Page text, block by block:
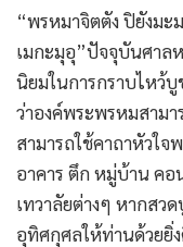
“พรหมาจิตตัง ปิยังม
เมกะมุอุ”ปัจจุบันศาล
นิยมในการกราบไหว้
ว่าองค์พระพรหมสาม
สามารถใช้คาถาหัวใ
อาคาร ตึก หมู่บ้าน คอ
เทวาลัยต่างๆ หากสว
อุทิศกุศลให้ท่านด้วยยิ่